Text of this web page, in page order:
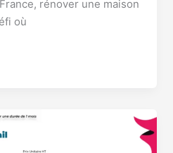
rénover une maison
où